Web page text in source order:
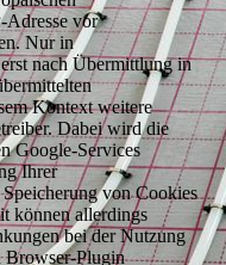
Adresse vor
Nur in
nach Übermittlung in
Kontext weitere
Dabei wird die
Google-Services
Ihrer
von Cookies
können allerdings
bei der Nutzung
Browser-Plugin